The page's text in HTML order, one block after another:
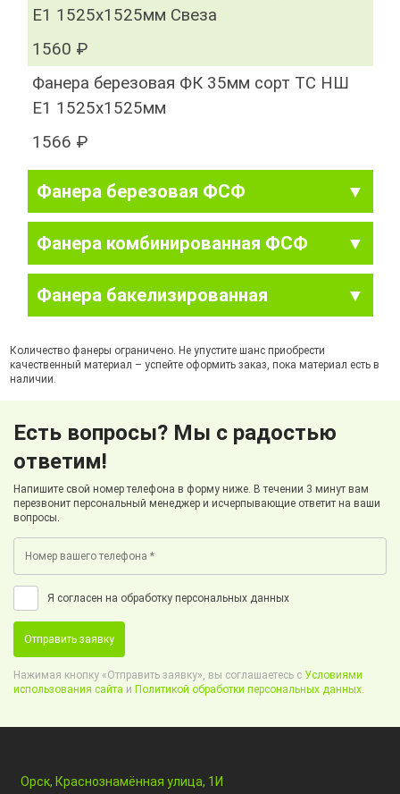
Е1 1525х1525мм Свеза
1560 ₽
Фанера березовая ФК 35мм сорт ТС НШ
Е1 1525х1525мм
1566 ₽
Фанера березовая ФСФ
Фанера комбинированная ФСФ
Фанера бакелизированная
Количество фанеры ограничено. Не упустите шанс приобрести
качественный материал – успейте оформить заказ, пока материал есть в
наличии.
Есть вопросы? Мы с радостью
ответим!
Напишите свой номер телефона в форму ниже. В течении 3 минут вам
перезвонит персональный менеджер и исчерпывающие ответит на ваши
вопросы.
Я согласен на обработку персональных данных
Отправить заявку
Нажимая кнопку «Отправить заявку», вы соглашаетесь с Условиями
использования сайта и Политикой обработки персональных данных.
Орск, Краснознамённая улица, 1И